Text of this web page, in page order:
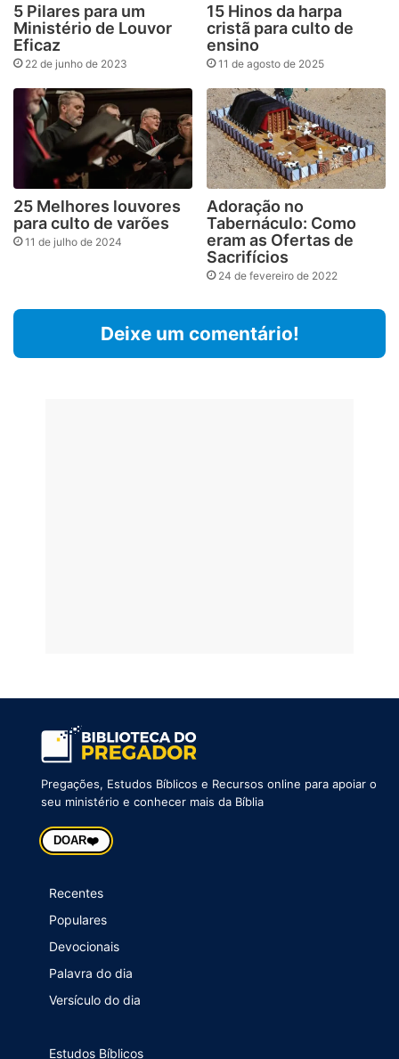
5 Pilares para um
Ministério de Louvor
Eficaz
22 de junho de 2023
15 Hinos da harpa
cristã para culto de
ensino
11 de agosto de 2025
25 Melhores louvores
para culto de varões
11 de julho de 2024
Adoração no
Tabernáculo: Como
eram as Ofertas de
Sacrifícios
24 de fevereiro de 2022
Deixe um comentário!
Pregações, Estudos Bíblicos e Recursos online para apoiar o
seu ministério e conhecer mais da Bíblia
DOAR❤️
Recentes
Populares
Devocionais
Palavra do dia
Versículo do dia
Estudos Bíblicos